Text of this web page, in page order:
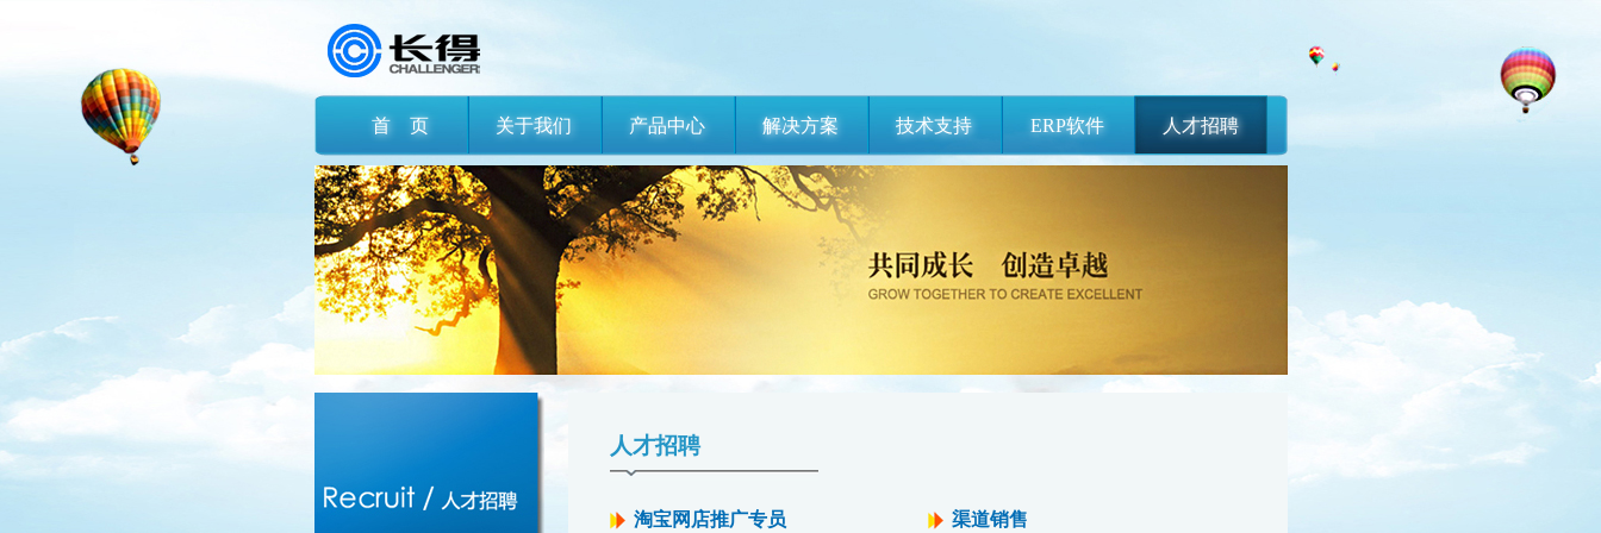
首 页 关于我们 产品中心 解决方案 技术支持 ERP软件 人才招聘
人才招聘
淘宝网店推广专员 渠道销售